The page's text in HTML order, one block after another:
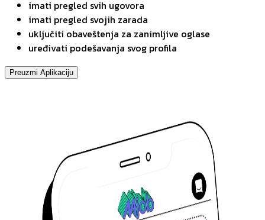
imati pregled svih ugovora
imati pregled svojih zarada
uključiti obaveštenja za zanimljive oglase
uređivati podešavanja svog profila
Preuzmi Aplikaciju